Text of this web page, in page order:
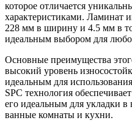
которое отличается
характеристиками. Ламинат
228 мм в ширину и 4.5 мм в
идеальным выбором для
Основные преимущества
высокий уровень
идеальным для
SPC технология
его идеальным для укладки
ванные комнаты и кухни.